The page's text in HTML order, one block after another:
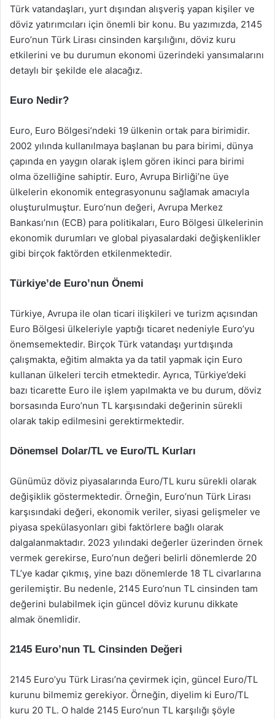
Türk vatandaşları, yurt dışından alışveriş yapan kişiler ve
döviz yatırımcıları için önemli bir konu. Bu yazımızda, 2145
Euro’nun Türk Lirası cinsinden karşılığını, döviz kuru
etkilerini ve bu durumun ekonomi üzerindeki yansımalarını
detaylı bir şekilde ele alacağız.
Euro Nedir?
Euro, Euro Bölgesi’ndeki 19 ülkenin ortak para birimidir.
2002 yılında kullanılmaya başlanan bu para birimi, dünya
çapında en yaygın olarak işlem gören ikinci para birimi
olma özelliğine sahiptir. Euro, Avrupa Birliği’ne üye
ülkelerin ekonomik entegrasyonunu sağlamak amacıyla
oluşturulmuştur. Euro’nun değeri, Avrupa Merkez
Bankası’nın (ECB) para politikaları, Euro Bölgesi ülkelerinin
ekonomik durumları ve global piyasalardaki değişkenlikler
gibi birçok faktörden etkilenmektedir.
Türkiye’de Euro’nun Önemi
Türkiye, Avrupa ile olan ticari ilişkileri ve turizm açısından
Euro Bölgesi ülkeleriyle yaptığı ticaret nedeniyle Euro’yu
önemsemektedir. Birçok Türk vatandaşı yurtdışında
çalışmakta, eğitim almakta ya da tatil yapmak için Euro
kullanan ülkeleri tercih etmektedir. Ayrıca, Türkiye’deki
bazı ticarette Euro ile işlem yapılmakta ve bu durum, döviz
borsasında Euro’nun TL karşısındaki değerinin sürekli
olarak takip edilmesini gerektirmektedir.
Dönemsel Dolar/TL ve Euro/TL Kurları
Günümüz döviz piyasalarında Euro/TL kuru sürekli olarak
değişiklik göstermektedir. Örneğin, Euro’nun Türk Lirası
karşısındaki değeri, ekonomik veriler, siyasi gelişmeler ve
piyasa spekülasyonları gibi faktörlere bağlı olarak
dalgalanmaktadır. 2023 yılındaki değerler üzerinden örnek
vermek gerekirse, Euro’nun değeri belirli dönemlerde 20
TL’ye kadar çıkmış, yine bazı dönemlerde 18 TL civarlarına
gerilemiştir. Bu nedenle, 2145 Euro’nun TL cinsinden tam
değerini bulabilmek için güncel döviz kurunu dikkate
almak önemlidir.
2145 Euro’nun TL Cinsinden Değeri
2145 Euro’yu Türk Lirası’na çevirmek için, güncel Euro/TL
kurunu bilmemiz gerekiyor. Örneğin, diyelim ki Euro/TL
kuru 20 TL. O halde 2145 Euro’nun TL karşılığı şöyle